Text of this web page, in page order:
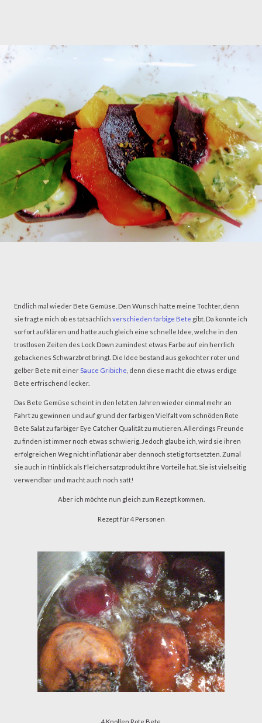
Endlich mal wieder Bete Gemüse. Den Wunsch hatte meine Tochter, denn
sie fragte mich ob es tatsächlich verschieden farbige Bete gibt. Da konnte ich
sorfort aufklären und hatte auch gleich eine schnelle Idee, welche in den
trostlosen Zeiten des Lock Down zumindest etwas Farbe auf ein herrlich
gebackenes Schwarzbrot bringt. Die Idee bestand aus gekochter roter und
gelber Bete mit einerSauce Gribiche , denn diese macht die etwas erdige
Bete erfrischend lecker.
Das Bete Gemüse scheint in den letzten Jahren wieder einmal mehr an
Fahrt zu gewinnen und auf grund der farbigen Vielfalt vom schnöden Rote
Bete Salat zu farbiger Eye Catcher Qualität zu mutieren. Allerdings Freunde
zu finden ist immer noch etwas schwierig. Jedoch glaube ich, wird sie ihren
erfolgreichen Weg nicht inflationär aber dennoch stetig fortsetzten. Zumal
sie auch in Hinblick als Fleichersatzprodukt ihre Vorteile hat. Sie ist vielseitig
verwendbar und macht auch noch satt!
Aber ich möchte nun gleich zum Rezept kommen.
Rezept für 4 Personen